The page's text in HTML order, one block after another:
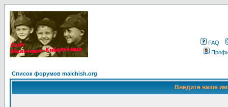
FAQ
Список форумов malchish.org
Введите ваше